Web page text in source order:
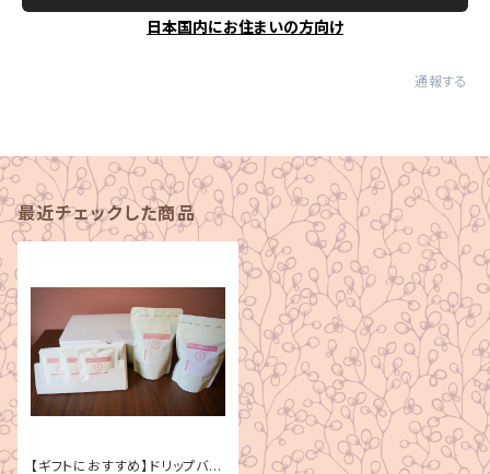
日本国内にお住まいの方向け
通報する
最近チェックした商品
【ギフトにおすすめ】ドリップバッ